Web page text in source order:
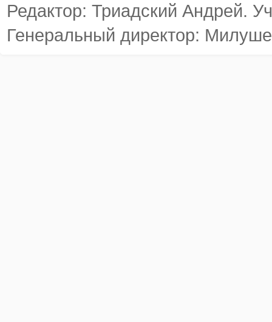
Редактор: Триадский Андрей.
Генеральный директор: